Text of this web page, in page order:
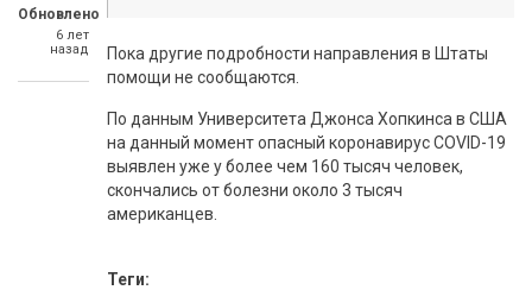
Обновлено
6 лет
назад
Пока другие подробности направления в Штаты
помощи не сообщаются.
По данным Университета Джонса Хопкинса в США
на данный момент опасный коронавирус COVID-19
выявлен уже у более чем 160 тысяч человек,
скончались от болезни около 3 тысяч
американцев.
Теги: